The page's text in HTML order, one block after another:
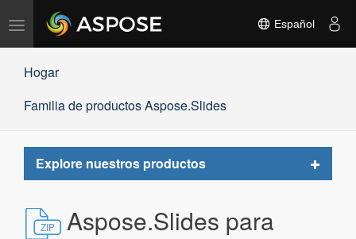
Alternar
navegación
Español
Hogar
Familia de productos Aspose.Slides
Explore nuestros productos
Toggle
Aspose.Slides para